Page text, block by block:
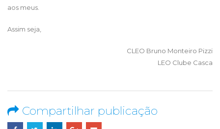
aos meus.
Assim seja,
CLEO Bruno Monteiro Pizzi
LEO Clube Casca
Compartilhar publicação